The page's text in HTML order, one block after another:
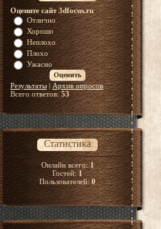
Оцените сайт 3dfocus.ru
Отлично
Хорошо
Неплохо
Плохо
Ужасно
Результаты| Архив опросов
Всего ответов:53
Статистика
Онлайн всего:1
Гостей:1
Пользователей:0